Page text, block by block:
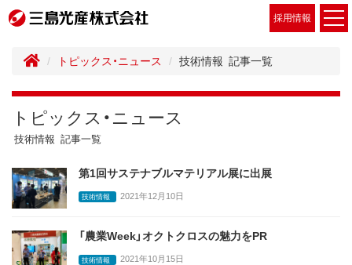
採用情報
トピックス・ニュース 技術情報 記事一覧
トピックス・ニュース
技術情報 記事一覧
第1回サステナブルマテリアル展に出展
技術情報 2021年12月10日
「農業Week」オクトクロスの魅力をPR
技術情報 2021年10月15日